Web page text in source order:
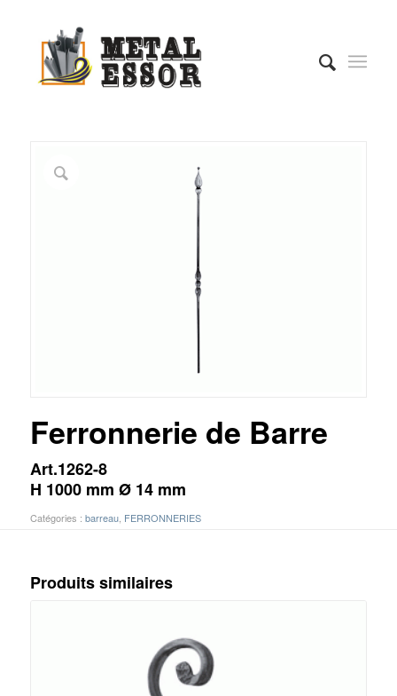
Ferronnerie de Barre
Art.1262-8
H 1000 mm Ø 14 mm
Catégories : barreau, FERRONNERIES
Produits similaires